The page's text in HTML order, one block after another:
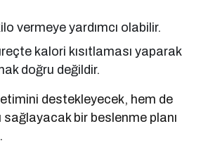
vermeye yardımcı olabilir.
kalori kısıtlaması yaparak
doğru değildir.
destekleyecek, hem de
sağlayacak bir beslenme planı